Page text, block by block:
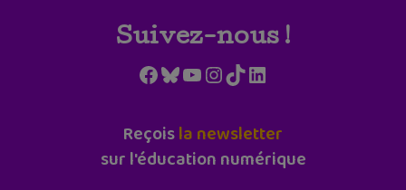
Suivez-nous !
Facebook
Bluesky
YouTube
Instagram
TikTokLinkedIn
Reçoisla newsletter
sur l'éducation numérique